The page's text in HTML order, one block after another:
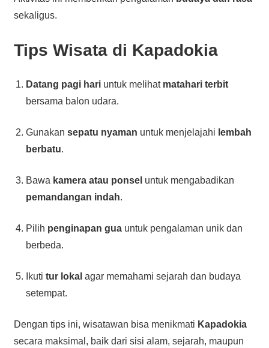
sekaligus.
Tips Wisata di Kapadokia
Datang pagi hariuntuk melihat matahari terbit
bersama balon udara.
Gunakan sepatu nyaman untuk menjelajahi lembah
berbatu.
Bawa kamera atau ponsel untuk mengabadikan
pemandangan indah.
Pilih penginapan guauntuk pengalaman unik dan
berbeda.
Ikuti tur lokal agar memahami sejarah dan budaya
setempat.
Dengan tips ini, wisatawan bisa menikmati Kapadokia
secara maksimal, baik dari sisi alam, sejarah, maupun